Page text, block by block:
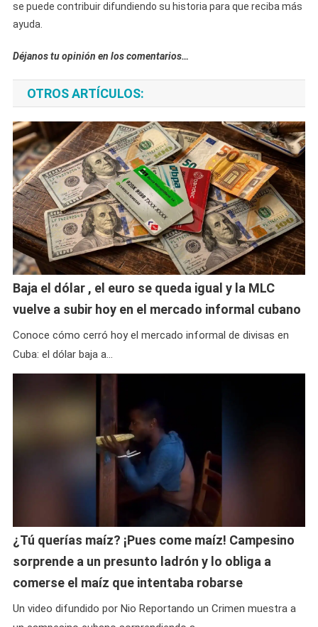
se puede contribuir difundiendo su historia para que reciba más
ayuda.
Déjanos tu opinión en los comentarios…
OTROS ARTÍCULOS:
Baja el dólar , el euro se queda igual y la MLC
vuelve a subir hoy en el mercado informal cubano
Conoce cómo cerró hoy el mercado informal de divisas en
Cuba: el dólar baja a…
¿Tú querías maíz? ¡Pues come maíz! Campesino
sorprende a un presunto ladrón y lo obliga a
comerse el maíz que intentaba robarse
Un video difundido por Nio Reportando un Crimen muestra a